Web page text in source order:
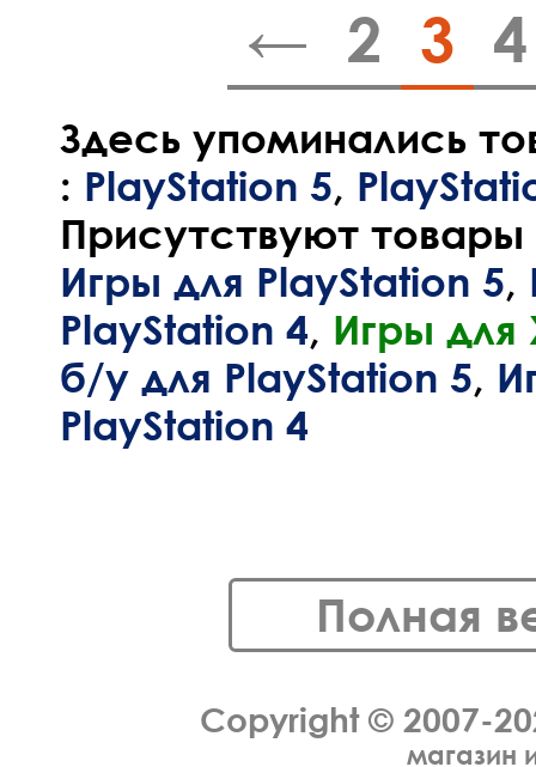
← 2 3 4
Здесь упоминались
: PlayStation 5,
Присутствуют товары
Игры для PlayStation 5,
PlayStation 4, Игры для
б/у для PlayStation 5,
PlayStation 4
Полная
Copyright © 2007-
магазин